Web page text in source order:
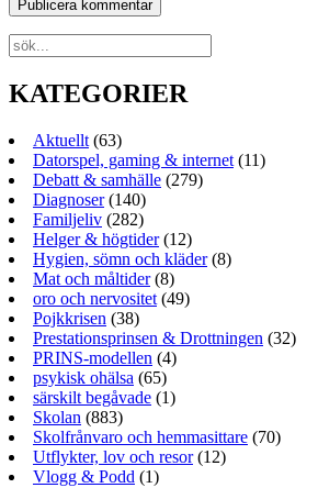
KATEGORIER
Aktuellt (63)
Datorspel, gaming & internet (11)
Debatt & samhälle (279)
Diagnoser(140)
Familjeliv (282)
Helger & högtider(12)
Hygien, sömn och kläder(8)
Mat och måltider(8)
oro och nervositet (49)
Pojkkrisen (38)
Prestationsprinsen & Drottningen (32)
PRINS-modellen (4)
psykisk ohälsa (65)
särskilt begåvade (1)
Skolan (883)
Skolfrånvaro och hemmasittare (70)
Utflykter, lov och resor(12)
Vlogg & Podd (1)